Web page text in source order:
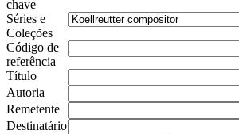
chave
Séries e
Coleções
Código de
referência
Título
Autoria
Remetente
Destinatário